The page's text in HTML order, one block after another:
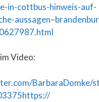
in-cottbus-hinweis-auf-
tml
Video:
BarbaraDomke/